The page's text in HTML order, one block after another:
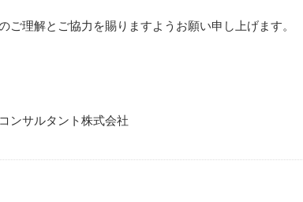
理解とご協力を賜りますようお願い申し上げます。
ンサルタント株式会社